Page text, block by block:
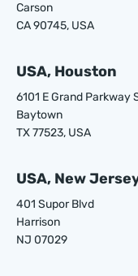
Carson
CA 90745, USA
USA, Houston
6101 E Grand Parkway
Baytown
TX 77523, USA
USA, New
401 Supor Blvd
Harrison
NJ 07029